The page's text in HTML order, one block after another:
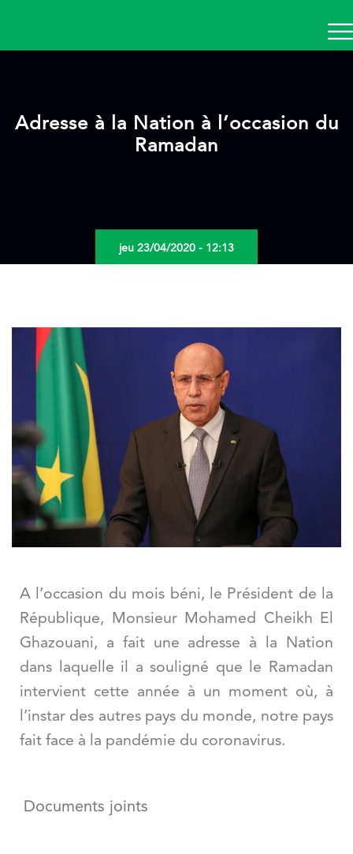
Adresse à la Nation à l’occasion du
Ramadan
jeu 23/04/2020 - 12:13
A l ’occasion du mois béni, le Président de la
République, Monsieur Mohamed Cheikh El
Ghazouani, a fait une adresse à la Nation
dans laquelle il a souligné que le Ramadan
intervient cette année à un moment où, à
’instar des autres pays du monde, notre pays
fait face à la pand émie du coronavirus.
Documents joints